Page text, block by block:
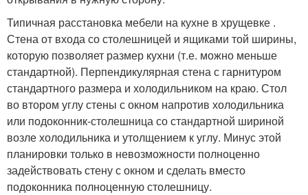
Типичная расстановка мебели на кухне в хрущевке .
Стена от входа со столешницей и ящиками той ширины,
которую позволяет размер кухни (т.е. можно меньше
стандартной). Перпендикулярная стена с гарнитуром
стандартного размера и холодильником на краю. Стол
во втором углу стены с окном напротив холодильника
или подоконник-столешница со стандартной шириной
возле холодильника и утолщением к углу. Минус этой
планировки только в невозможности полноценно
задействовать стену с окном и сделать вместо
подоконника полноценную столешницу.